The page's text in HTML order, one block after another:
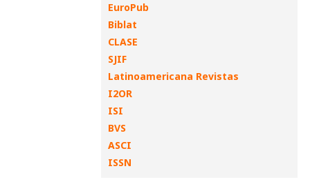
EuroPub
Biblat
CLASE
SJIF
Latinoamericana Revistas
I2OR
ISI
BVS
ASCI
ISSN